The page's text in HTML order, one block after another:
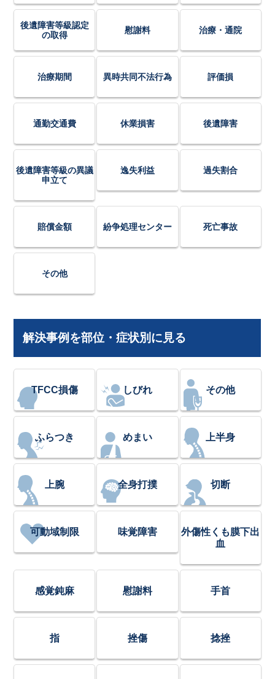
後遺障害等級認定
の取得
慰謝料 治療・通院
治療期間 異時共同不法行為 評価損
通勤交通費 休業損害 後遺障害
後遺障害等級の異議
申立て
逸失利益 過失割合
賠償金額 紛争処理センター 死亡事故
その他
解決事例を部位・症状別に見る
TFCC損傷 しびれ その他
ふらつき めまい 上半身
上腕 全身打撲 切断
可動域制限 味覚障害
外傷性くも膜下出
血
感覚鈍麻 慰謝料 手首
指 挫傷 捻挫